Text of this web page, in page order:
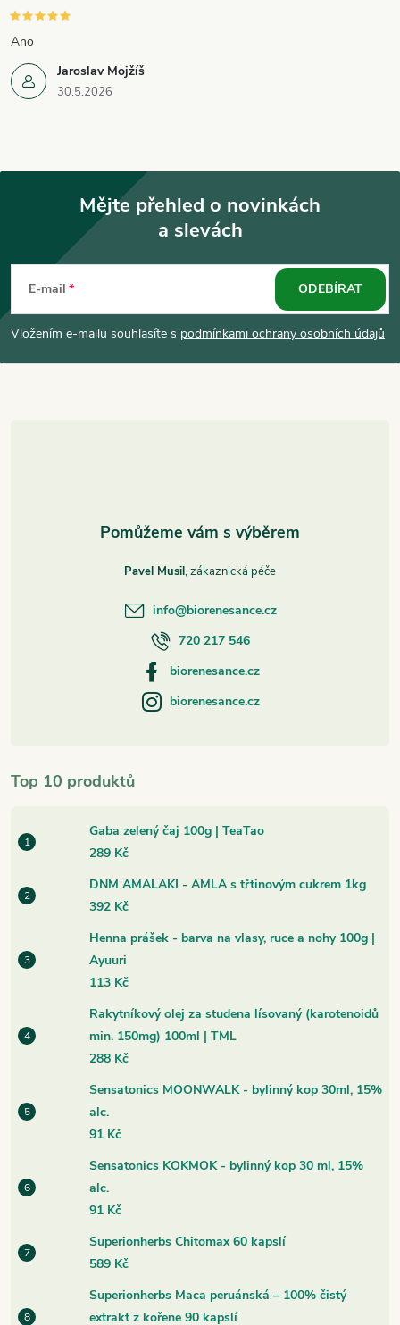
Jaroslav Mojžíš
30.5.2026
Ano
p
a
Mějte přehled o novinkách
a slevách
E-mail
Vložením e-mailu souhlasíte s podmínkami ochrany osobních údajů
ODEBÍRAT
Top 10 produktů
Gaba zelený čaj 100g | TeaTao
289 Kč
DNM AMALAKI - AMLA s třtinovým cukrem 1kg
392 Kč
Henna prášek - barva na vlasy, ruce a nohy 100g |
Ayuuri
113 Kč
Rakytníkový olej za studena lísovaný (karotenoidů
min. 150mg) 100ml | TML
288 Kč
Sensatonics MOONWALK - bylinný kop 30ml, 15%
alc.
91 Kč
Sensatonics KOKMOK - bylinný kop 30 ml, 15%
alc.
91 Kč
Superionherbs Chitomax 60 kapslí
589 Kč
Superionherbs Maca peruánská – 100% čistý
extrakt z kořene 90 kapslí
Pavel Musil
info@biorenesance.cz
720 217 546
biorenesance.cz
biorenesance.cz